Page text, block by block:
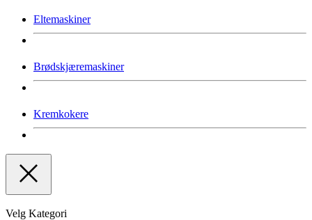
Eltemaskiner
Brødskjæremaskiner
Kremkokere
Velg Kategori